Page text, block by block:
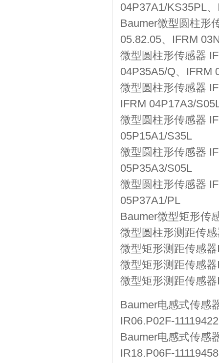
04P37A1/KS35PL
Baumer微型圆柱形
05.82.05、IFRM
微型圆柱形传感器
04P35A5/Q、IFRM
微型圆柱形传感器
IFRM 04P17A3/
微型圆柱形传感器
05P15A1/S35L
微型圆柱形传感器
05P35A3/S05L
微型圆柱形传感器
05P37A1/PL
Baumer微型矩形传
微型圆柱形测距传
微型矩形测距传感
微型矩形测距传感
微型矩形测距传感
Baumer电感式传感
IR06.P02F-11119422
Baumer电感式传感
IR18.P06F-11119458